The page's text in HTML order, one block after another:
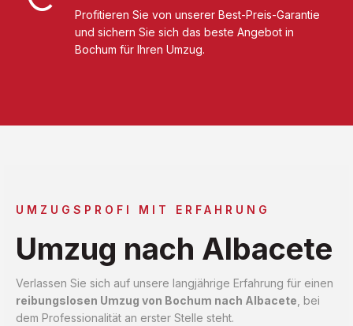
Profitieren Sie von unserer Best-Preis-Garantie
und sichern Sie sich das beste Angebot in
Bochum für Ihren Umzug.
UMZUGSPROFI MIT ERFAHRUNG
Umzug nach Albacete
Verlassen Sie sich auf unsere langjährige Erfahrung für einen
reibungslosen Umzug von Bochum nach Albacete , bei
dem Professionalität an erster Stelle steht.